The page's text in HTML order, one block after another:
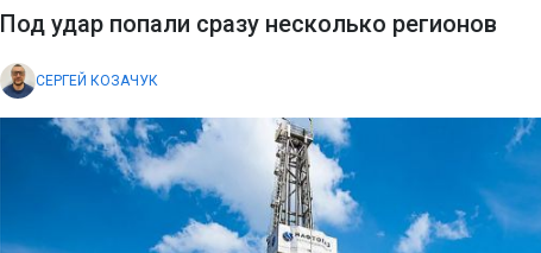
Под удар попали сразу несколько регионов
СЕРГЕЙ КОЗАЧУК